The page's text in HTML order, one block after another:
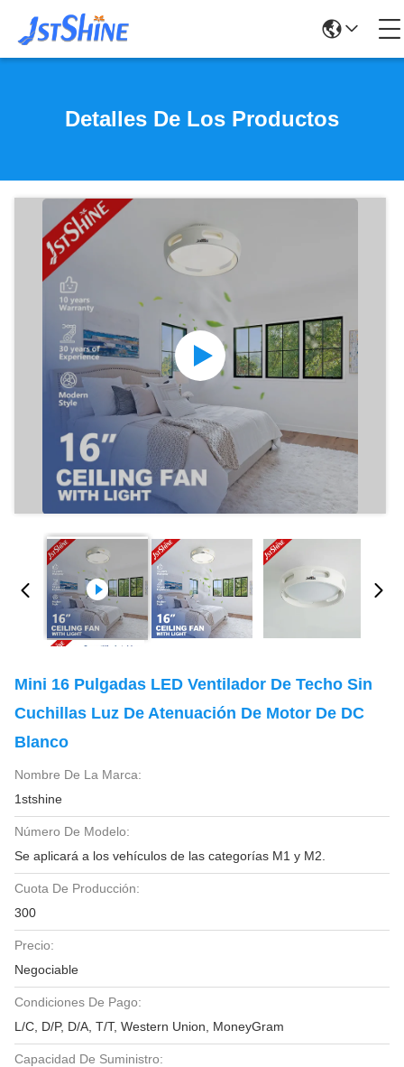
Detalles De Los Productos
Mini 16 Pulgadas LED Ventilador De Techo Sin
Cuchillas Luz De Atenuación De Motor De DC
Blanco
Nombre De La Marca:
1stshine
Número De Modelo:
Se aplicará a los vehículos de las categorías M1 y M2.
Cuota De Producción:
300
Precio:
Negociable
Condiciones De Pago:
L/C, D/P, D/A, T/T, Western Union, MoneyGram
Capacidad De Suministro: